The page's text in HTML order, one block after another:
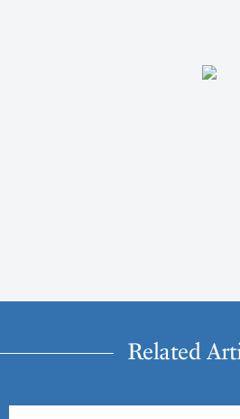
Related